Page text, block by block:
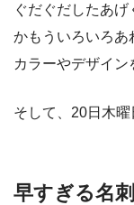
ぐだぐだしたあ
かもういろいろあ
カラーやデザイン
そして、20日木曜
早すぎる名